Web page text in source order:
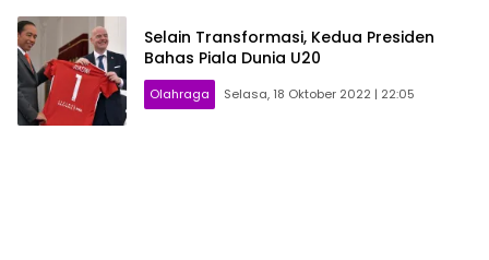
Selain Transformasi, Kedua Presiden
Bahas Piala Dunia U20
Olahraga Selasa, 18 Oktober 2022 | 22:05